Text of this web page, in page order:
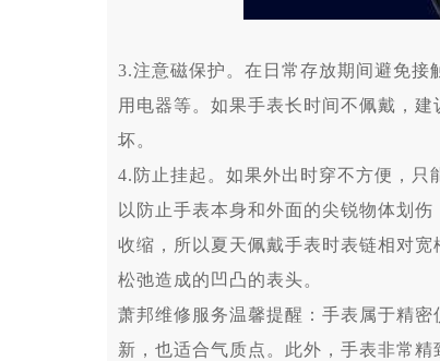
3.注意磁保护。在日常存放期间避免接
用电器等。如果手表长时间不佩戴，
坏。
4.防止挂起。如果外出时穿不方便，只
以防止手表本身和外面的尖锐物体划
收缩，所以夏天佩戴手表时表链相对
松弛造成的凹凸的表头。
萧邦维修服务温馨提醒：手表属于精
新，也适合气质点。此外，手表非常